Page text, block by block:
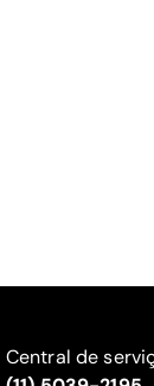
Central de